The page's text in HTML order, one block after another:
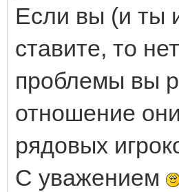
Если вы (и ты
ставите, то
проблемы вы
отношение
рядовых
С уважением